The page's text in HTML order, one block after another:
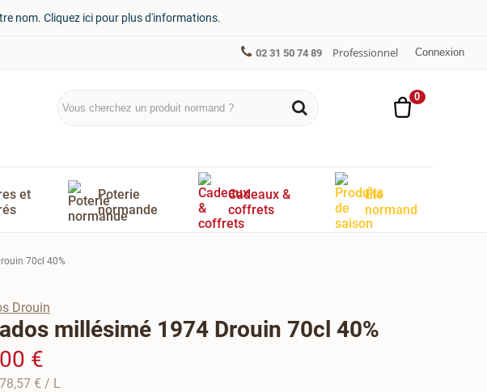
nom. Cliquez ici pour plus d'informations.
02 31 50 74 89 Professionnel Connexion
0
et
Poterie
normande
Cadeaux &
coffrets
Été
normand
70cl 40%
Drouin
millésimé 1974 Drouin 70cl 40%
€
€ / L